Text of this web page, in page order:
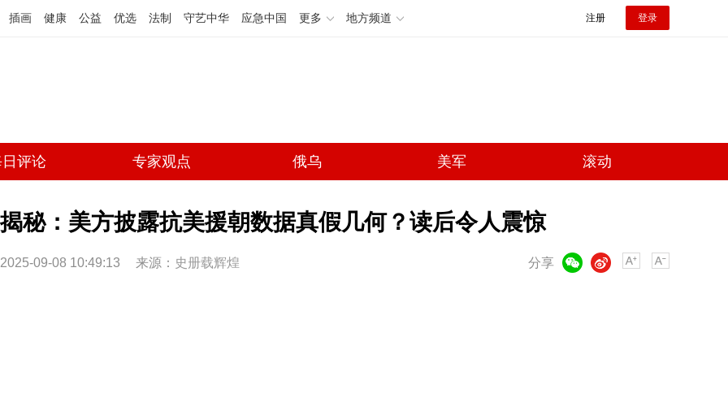
插画 健康 公益 优选 法制 守艺中华 应急中国 更多 地方频道 注册 登录
评论 专家观点 俄乌 美军 滚动
揭秘：美方披露抗美援朝数据真假几何？读后令人震惊
2025-09-08 10:49:13 来源： 史册载辉煌 分享
微博